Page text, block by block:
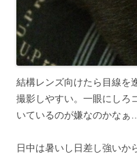
結構レンズ向けたら目線を
撮影しやすい。一眼にしろ
いているのが嫌なのかなぁ
日中は暑いし日差し強いか